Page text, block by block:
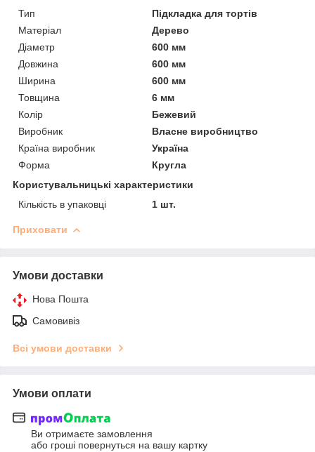
Тип
Підкладка для тортів
Матеріал
Дерево
Діаметр
600 мм
Довжина
600 мм
Ширина
600 мм
Товщина
6 мм
Колір
Бежевий
Виробник
Власне виробництво
Країна виробник
Україна
Форма
Кругла
Користувальницькі характеристики
Кількість в упаковці
1 шт.
Приховати
Умови доставки
Нова Пошта
Самовивіз
Всі умови доставки
Умови оплати
Ви отримаєте замовлення
або гроші повернуться на вашу картку